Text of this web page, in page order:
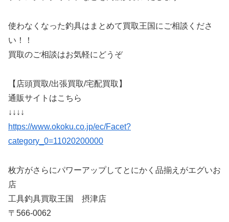
使わなくなった釣具はまとめて買取王国にご相談くださ
い！！
買取のご相談はお気軽にどうぞ
【店頭買取/出張買取/宅配買取】
通販サイトはこちら
↓↓↓↓
https://www.okoku.co.jp/ec/Facet?
category_0=11020200000
枚方がさらにパワーアップしてとにかく品揃えがエグいお
店
工具釣具買取王国 摂津店
〒566-0062